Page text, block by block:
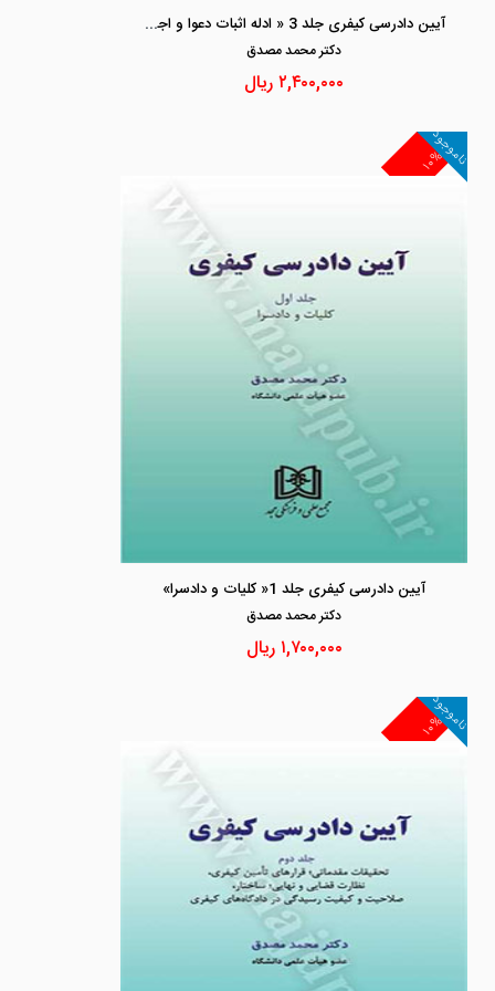
آیین دادرسی کیفری جلد 3 « ادله اثبات دعوا و اجرای احکام کیفری»
دكتر محمد مصدق
۲,۴۰۰,۰۰۰ریال
۱۰%
ناموجود
آیین دادرسی کیفری جلد 1« کلیات و دادسرا»
دكتر محمد مصدق
۱,۷۰۰,۰۰۰ ریال
۱۰%
ناموجود